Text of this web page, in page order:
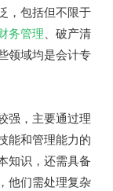
，包括但不限于
务管理、破产清
领域均是会计专
强，主要通过理
能和管理能力的
知识，还需具备
他们需处理复杂